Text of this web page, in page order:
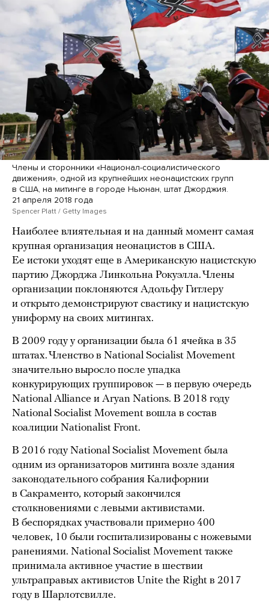
Члены и сторонники «Национал-социалистического
движения», одной из крупнейших неонацистских групп
в США, на митинге в городе Ньюнан, штат Джорджия.
21 апреля 2018 года
Spencer Platt / Getty Images
Наиболее влиятельная и на данный момент самая
крупная организация неонацистов в США.
Ее истоки уходят еще в Американскую нацистскую
партию Джорджа Линкольна Рокуэлла. Члены
организации поклоняются Адольфу Гитлеру
и открыто демонстрируют свастику и нацистскую
униформу на своих митингах.
В 2009 году у организации была 61 ячейка в 35
штатах. Членство в National Socialist Movement
значительно выросло после упадка
конкурирующих группировок — в первую очередь
National Alliance и Aryan Nations. В 2018 году
National Socialist Movement вошла в состав
коалиции Nationalist Front.
В 2016 году National Socialist Movement была
одним из организаторов митинга возле здания
законодательного собрания Калифорнии
в Сакраменто, который закончился
столкновениями с левыми активистами.
В беспорядках участвовали примерно 400
человек, 10 были госпитализированы с ножевыми
ранениями. National Socialist Movement также
принимала активное участие в шествии
ультраправых активистов Unite the Right в 2017
году в Шарлотсвилле.